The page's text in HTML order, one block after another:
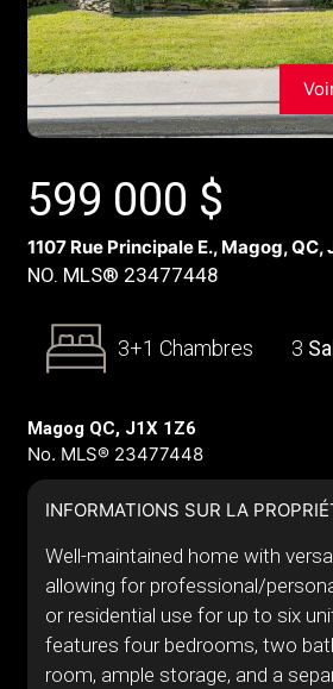
599 000 $
1107 Rue Principale E., Magog, QC,
NO. MLS® 23477448
3+1 Chambres 3
Magog QC, J1X 1Z6
No. MLS® 23477448
INFORMATIONS SUR LA
Well-maintained home with
allowing for professional/
or residential use for up to six
features four bedrooms, two
room, ample storage, and a